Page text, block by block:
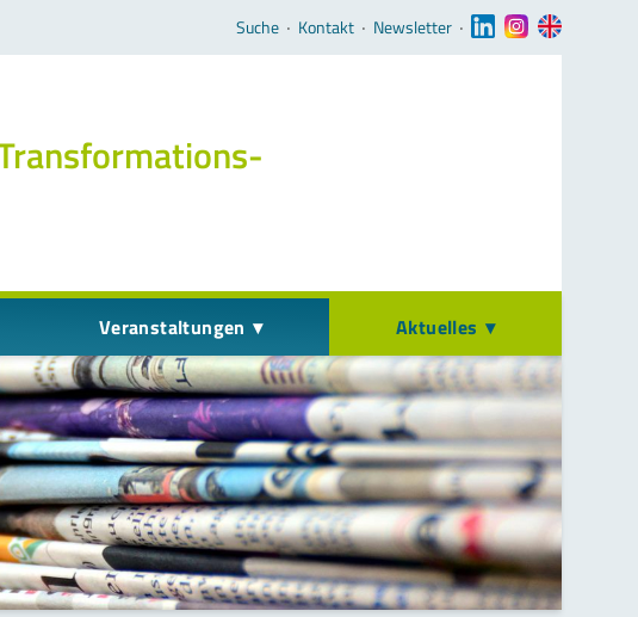
Navigation überspringen
Suche ‧ Kontakt ‧ Newsletter ‧
Veranstaltungen Aktuelles